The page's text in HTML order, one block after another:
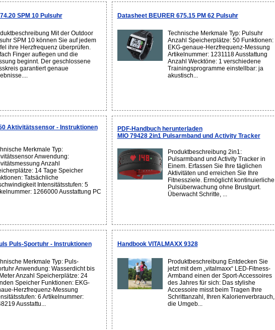
SPM 10 Pulsuhr
Mit der Outdoor
SPM 10 können Sie auf jedem
ihre Herzfrequenz überprüfen.
Finger auflegen und die
beginnt. Der geschlossene
garantiert genaue
Datasheet BEURER 675.15 PM 62 Pulsuhr
Technische Merkmale Typ: Pulsuhr
Anzahl Speicherplätze: 50 Funktionen:
EKG-genaue-Herzfrequenz-Messung
Artikelnummer: 1231118 Ausstattung
Anzahl Wecktöne: 1 verschiedene
Trainingsprogramme einstellbar: ja
akustisch...
Aktivitätssensor - Instruktionen
Merkmale Typ:
Anwendung:
Anzahl
14 Tage Speicher
Tatsächliche
Intensitätsstufen: 5
1266000 Ausstattung PC
PDF-Handbuch herunterladen
MIO 79428 2in1 Pulsarmband und Activity Tracker
Produktbeschreibung 2in1:
Pulsarmband und Activity Tracker in
Einem. Erfassen Sie Ihre täglichen
Aktivitäten und erreichen Sie Ihre
Fitnessziele. Ermöglicht kontinuierliche
Pulsüberwachung ohne Brustgurt.
Überwacht Schritte, ...
Puls-Sportuhr - Instruktionen
Merkmale Typ: Puls-
Anwendung: Wasserdicht bis
Anzahl Speicherplätze: 24
Speicher Funktionen: EKG-
Herzfrequenz-Messung
6 Artikelnummer:
Ausstattu...
Handbook VITALMAXX 9328
Produktbeschreibung Entdecken Sie
jetzt mit dem „vitalmaxx“ LED-Fitness-
Armband einen der Sport-Accessoires
des Jahres für sich: Das stylishe
Accessoire misst beim Tragen Ihre
Schrittanzahl, Ihren Kalorienverbrauch,
die Umgeb...